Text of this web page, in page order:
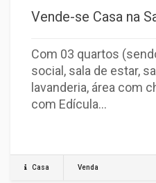
Vende-se Casa na
Com 03 quartos
social, sala de estar,
lavanderia, área com
com Edícula…
Casa Venda